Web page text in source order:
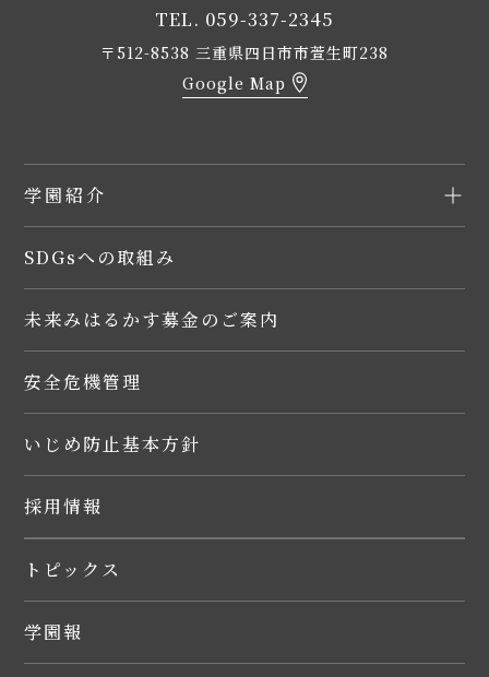
TEL. 059-337-2345
〒512-8538 三重県四日市市萱生町238
Google Map
学園紹介
SDGsへの取組み
未来みはるかす募金のご案内
安全危機管理
いじめ防止基本方針
採用情報
トピックス
学園報